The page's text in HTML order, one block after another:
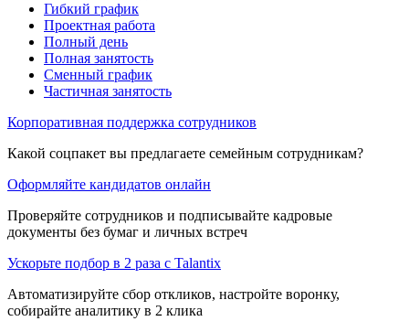
Гибкий график
Проектная работа
Полный день
Полная занятость
Сменный график
Частичная занятость
Корпоративная поддержка сотрудников
Какой соцпакет вы предлагаете семейным сотрудникам?
Оформляйте кандидатов онлайн
Проверяйте сотрудников и подписывайте кадровые
документы без бумаг и личных встреч
Ускорьте подбор в 2 раза с Talantix
Автоматизируйте сбор откликов, настройте воронку,
собирайте аналитику в 2 клика